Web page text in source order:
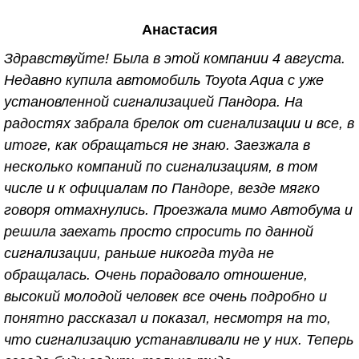
Здесь много уточняют какая сигнализация, какая
машина, а потом начинают критиковать, мол к
клиентам на дорогих машинах отношение особое,
так вот; исходя из этого умолчу о данных
характеристиках. Вернёмся к основной теме. На
первой машине сигнализацию установили 7 лет
назад, за всё это время не разу не подводила.
Иногда возникали некоторые вопросы,
исключительно из-за того что лень было заглянуть
в инструкцию, и чисто поэтому звонила
специалистам. И на любой, даже самый глупый
вопрос получала подробный инструктаж и
консультацию. После 7ми лет эксплуатации,
машина была продана и приобретена новая
"ласточка" . Вопрос о том куда обратиться за
Анастасия
Здравствуйте! Была в этой компании 4 августа.
Недавно купила автомобиль Toyota Aqua с уже
установленной сигнализацией Пандора. На
радостях забрала брелок от сигнализации и все, в
итоге, как обращаться не знаю. Заезжала в
несколько компаний по сигнализациям, в том
числе и к официалам по Пандоре, везде мягко
говоря отмахнулись. Проезжала мимо Автобума и
решила заехать просто спросить по данной
сигнализации, раньше никогда туда не
обращалась. Очень порадовало отношение,
высокий молодой человек все очень подробно и
понятно рассказал и показал, несмотря на то,
что сигнализацию устанавливали не у них. Теперь